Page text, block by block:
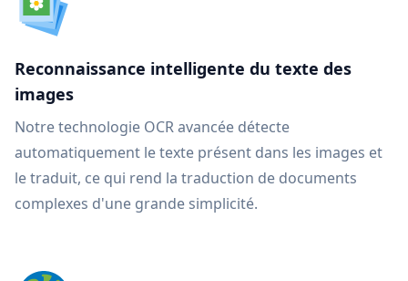
Reconnaissance intelligente du texte des
images
Notre technologie OCR avancée détecte
automatiquement le texte présent dans les images et
le traduit, ce qui rend la traduction de documents
complexes d'une grande simplicité.